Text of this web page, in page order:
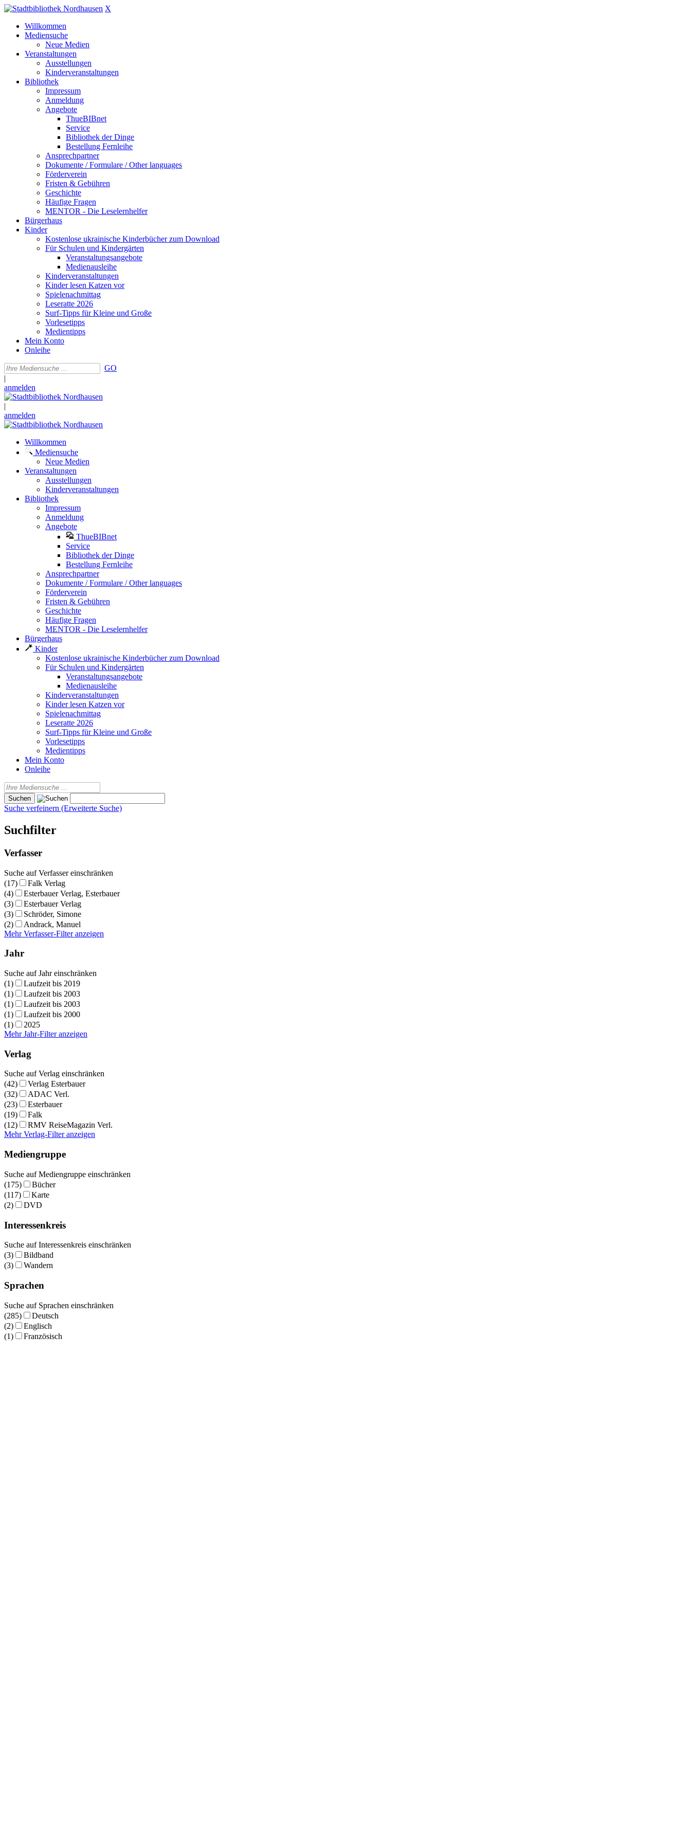
X
Willkommen
Mediensuche
Neue Medien
Veranstaltungen
Ausstellungen
Kinderveranstaltungen
Bibliothek
Impressum
Anmeldung
Angebote
ThueBIBnet
Service
Bibliothek der Dinge
Bestellung Fernleihe
Ansprechpartner
Dokumente / Formulare / Other languages
Förderverein
Fristen & Gebühren
Geschichte
Häufige Fragen
MENTOR - Die Leselernhelfer
Bürgerhaus
Kinder
Kostenlose ukrainische Kinderbücher zum Download
Für Schulen und Kindergärten
Veranstaltungsangebote
Medienausleihe
Kinderveranstaltungen
Kinder lesen Katzen vor
Spielenachmittag
Leseratte 2026
Surf-Tipps für Kleine und Große
Vorlesetipps
Medientipps
Mein Konto
Onleihe
GO
|
anmelden
|
anmelden
Willkommen
Mediensuche
Neue Medien
Veranstaltungen
Ausstellungen
Kinderveranstaltungen
Bibliothek
Impressum
Anmeldung
Angebote
ThueBIBnet
Service
Bibliothek der Dinge
Bestellung Fernleihe
Ansprechpartner
Dokumente / Formulare / Other languages
Förderverein
Fristen & Gebühren
Geschichte
Häufige Fragen
MENTOR - Die Leselernhelfer
Bürgerhaus
Kinder
Kostenlose ukrainische Kinderbücher zum Download
Für Schulen und Kindergärten
Veranstaltungsangebote
Medienausleihe
Kinderveranstaltungen
Kinder lesen Katzen vor
Spielenachmittag
Leseratte 2026
Surf-Tipps für Kleine und Große
Vorlesetipps
Medientipps
Mein Konto
Onleihe
Suche verfeinern (Erweiterte Suche)
Suchfilter
Verfasser
Suche auf Verfasser einschränken
(17)
Falk Verlag
(4)
Esterbauer Verlag, Esterbauer
(3)
Esterbauer Verlag
(3)
Schröder, Simone
(2)
Andrack, Manuel
Mehr Verfasser-Filter anzeigen
Jahr
Suche auf Jahr einschränken
(1)
Laufzeit bis 2019
(1)
Laufzeit bis 2003
(1)
Laufzeit bis 2003
(1)
Laufzeit bis 2000
(1)
2025
Mehr Jahr-Filter anzeigen
Verlag
Suche auf Verlag einschränken
(42)
Verlag Esterbauer
(32)
ADAC Verl.
(23)
Esterbauer
(19)
Falk
(12)
RMV ReiseMagazin Verl.
Mehr Verlag-Filter anzeigen
Mediengruppe
Suche auf Mediengruppe einschränken
(175)
Bücher
(117)
Karte
(2)
DVD
Interessenkreis
Suche auf Interessenkreis einschränken
(3)
Bildband
(3)
Wandern
Sprachen
Suche auf Sprachen einschränken
(285)
Deutsch
(2)
Englisch
(1)
Französisch